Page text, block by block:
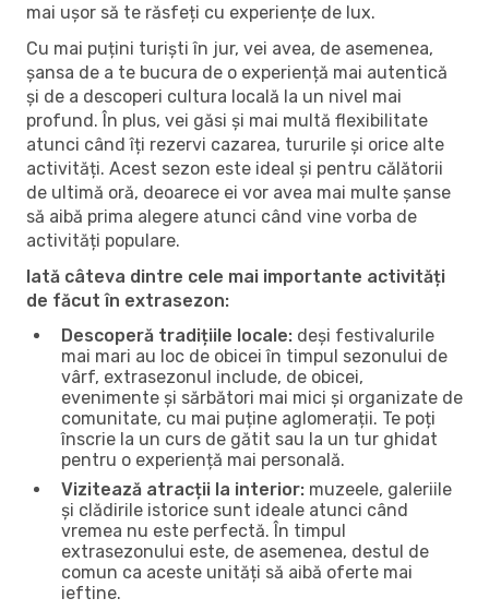
mai ușor să te răsfeți cu experiențe de lux.
Cu mai puțini turiști în jur, vei avea, de asemenea,
șansa de a te bucura de o experiență mai autentică
și de a descoperi cultura locală la un nivel mai
profund. În plus, vei găsi și mai multă flexibilitate
atunci când îți rezervi cazarea, tururile și orice alte
activități. Acest sezon este ideal și pentru călătorii
de ultimă oră, deoarece ei vor avea mai multe șanse
să aibă prima alegere atunci când vine vorba de
activități populare.
Iată câteva dintre cele mai importante activități
de făcut în extrasezon:
Descoperă tradițiile locale: deși festivalurile
mai mari au loc de obicei în timpul sezonului de
vârf, extrasezonul include, de obicei,
evenimente și sărbători mai mici și organizate de
comunitate, cu mai puține aglomerații. Te poți
înscrie la un curs de gătit sau la un tur ghidat
pentru o experiență mai personală.
Vizitează atracții la interior: muzeele, galeriile
și clădirile istorice sunt ideale atunci când
vremea nu este perfectă. În timpul
extrasezonului este, de asemenea, destul de
comun ca aceste unități să aibă oferte mai
ieftine.